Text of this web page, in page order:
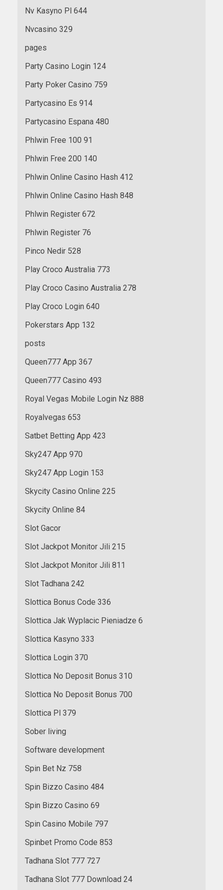
Nv Kasyno Pl 644
Nvcasino 329
pages
Party Casino Login 124
Party Poker Casino 759
Partycasino Es 914
Partycasino Espana 480
Phlwin Free 100 91
Phlwin Free 200 140
Phlwin Online Casino Hash 412
Phlwin Online Casino Hash 848
Phlwin Register 672
Phlwin Register 76
Pinco Nedir 528
Play Croco Australia 773
Play Croco Casino Australia 278
Play Croco Login 640
Pokerstars App 132
posts
Queen777 App 367
Queen777 Casino 493
Royal Vegas Mobile Login Nz 888
Royalvegas 653
Satbet Betting App 423
Sky247 App 970
Sky247 App Login 153
Skycity Casino Online 225
Skycity Online 84
Slot Gacor
Slot Jackpot Monitor Jili 215
Slot Jackpot Monitor Jili 811
Slot Tadhana 242
Slottica Bonus Code 336
Slottica Jak Wyplacic Pieniadze 6
Slottica Kasyno 333
Slottica Login 370
Slottica No Deposit Bonus 310
Slottica No Deposit Bonus 700
Slottica Pl 379
Sober living
Software development
Spin Bet Nz 758
Spin Bizzo Casino 484
Spin Bizzo Casino 69
Spin Casino Mobile 797
Spinbet Promo Code 853
Tadhana Slot 777 727
Tadhana Slot 777 Download 24